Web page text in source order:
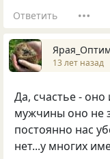
Ответить
13 лет назад
Да, счастье - оно
мужчины оно не
постоянно нас
нет...у многих